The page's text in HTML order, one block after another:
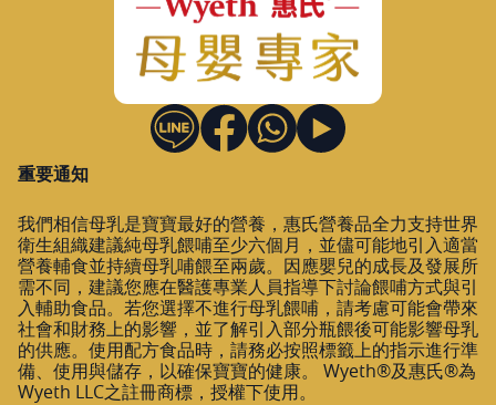
重要通知
我們相信母乳是寶寶最好的營養，惠氏營養品全力支持世界
衛生組織建議純母乳餵哺至少六個月，並儘可能地引入適當
營養輔食並持續母乳哺餵至兩歲。因應嬰兒的成長及發展所
需不同，建議您應在醫護專業人員指導下討論餵哺方式與引
入輔助食品。若您選擇不進行母乳餵哺，請考慮可能會帶來
社會和財務上的影響，並了解引入部分瓶餵後可能影響母乳
的供應。使用配方食品時，請務必按照標籤上的指示進行準
備、使用與儲存，以確保寶寶的健康。 Wyeth®及惠氏®為
Wyeth LLC之註冊商標，授權下使用。